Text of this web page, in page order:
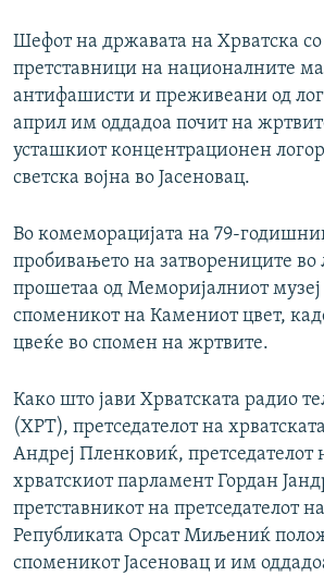
Шефот на државата на Хрватска со
претставници на националните
антифашисти и преживеани од
април им оддадоа почит на
усташкиот концентрационен
светска војна во Јасеновац.
Во комеморацијата на 79-
пробивањето на затворениците во
прошетаа од Меморијалниот музеј
споменикот на Камениот цвет,
цвеќе во спомен на жртвите.
Како што јави Хрватската радио
(ХРТ), претседателот на
Андреј Пленковиќ, претседателот
хрватскиот парламент Гордан
претставникот на претседателот на
Републиката Орсат Миљениќ
споменикот Јасеновац и им